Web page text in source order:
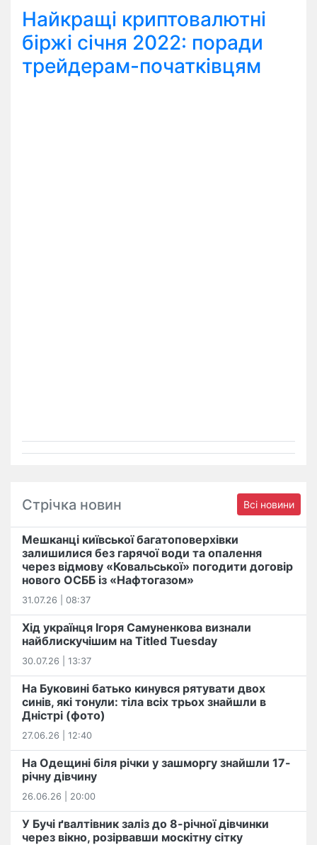
Найкращі криптовалютні
біржі січня 2022: поради
трейдерам-початківцям
Стрічка новин Всі новини
Мешканці київської багатоповерхівки
залишилися без гарячої води та опалення
через відмову «Ковальської» погодити договір
нового ОСББ із «Нафтогазом»
31.07.26 | 08:37
Хід українця Ігоря Самуненкова визнали
найблискучішим на Titled Tuesday
30.07.26 | 13:37
На Буковині батько кинувся рятувати двох
синів, які тонули: тіла всіх трьох знайшли в
Дністрі (фото)
27.06.26 | 12:40
На Одещині біля річки у зашморгу знайшли 17-
річну дівчину
26.06.26 | 20:00
У Бучі ґвалтівник заліз до 8-річної дівчинки
через вікно, розірвавши москітну сітку